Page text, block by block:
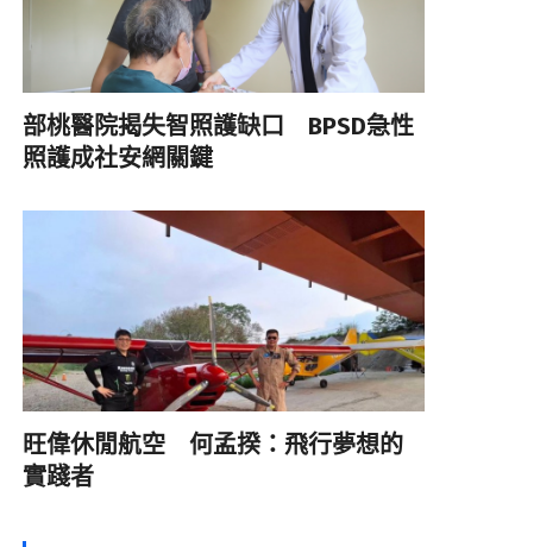
部桃醫院揭失智照護缺口 BPSD急性
照護成社安網關鍵
旺偉休閒航空 何孟揆：飛行夢想的
實踐者